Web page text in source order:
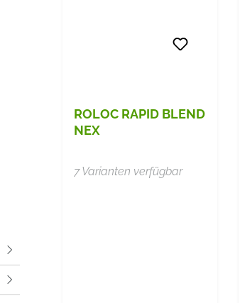
ROLOC RAPID BLEND
NEX
7 Varianten verfügbar